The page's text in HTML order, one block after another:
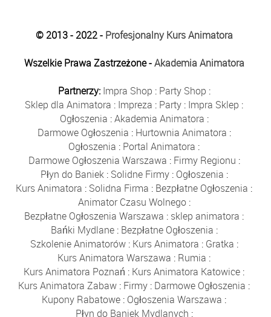
© 2013 - 2022 - Profesjonalny Kurs Animatora
Wszelkie Prawa Zastrzeżone -Akademia Animatora
Partnerzy: Impra Shop : Party Shop :
Sklep dla Animatora : Impreza : Party : Impra Sklep :
Ogłoszenia :Akademia Animatora :
Darmowe Ogłoszenia : Hurtownia Animatora :
Ogłoszenia : Portal Animatora :
Darmowe Ogłoszenia Warszawa : Firmy Regionu :
Płyn do Baniek: Solidne Firmy: Ogłoszenia :
Kurs Animatora : Solidna Firma : Bezpłatne Ogłoszenia :
Animator Czasu Wolnego:
Bezpłatne Ogłoszenia Warszawa : sklep animatora :
Bańki Mydlane: Bezpłatne Ogłoszenia :
Szkolenie Animatorów: Kurs Animatora : Gratka :
Kurs Animatora Warszawa : Rumia :
Kurs Animatora Poznań : Kurs Animatora Katowice :
Kurs Animatora Zabaw : Firmy : Darmowe Ogłoszenia :
Kupony Rabatowe : Ogłoszenia Warszawa :
Płyn do Baniek Mydlanych :